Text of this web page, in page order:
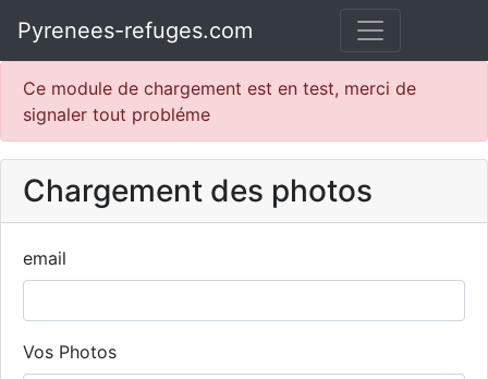
Pyrenees-refuges.com
Ce module de chargement est en test, merci de
signaler tout probléme
Chargement des photos
email
Vos Photos